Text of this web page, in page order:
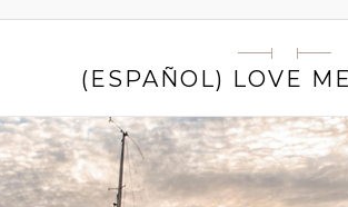
(ESPAÑOL) LOVE